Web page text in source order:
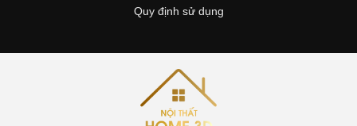
Quy định sử dụng